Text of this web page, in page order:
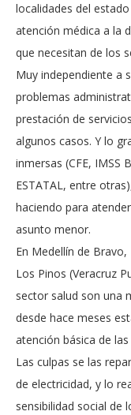
localidades del
atención médica a la
que necesitan de los
Muy independiente a
problemas
prestación de
algunos casos. Y lo
inmersas (CFE, IMSS
ESTATAL, entre
haciendo para
asunto menor.
En Medellín de
Los Pinos (Veracruz
sector salud son una
desde hace meses
atención básica de
Las culpas se las
de electricidad, y lo
sensibilidad social de